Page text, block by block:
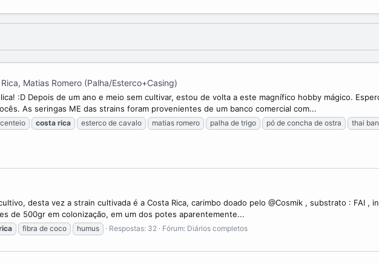
Matias Romero (Palha/Esterco+Casing)
:D Depois de um ano e meio sem cultivar, estou de volta a este magnífico hobby mágico.
As seringas ME das strains foram provenientes de um banco comercial com...
centeio costa rica esterco de cavalo matias romero palha de trigo pó de concha de ostra thai
desta vez a strain cultivada é a Costa Rica, carimbo doado pelo @Cosmik , substrato : FAI ,
de 500gr em colonização, em um dos potes aparentemente...
fibra de coco humus Respostas: 32 Fórum: Diários completos